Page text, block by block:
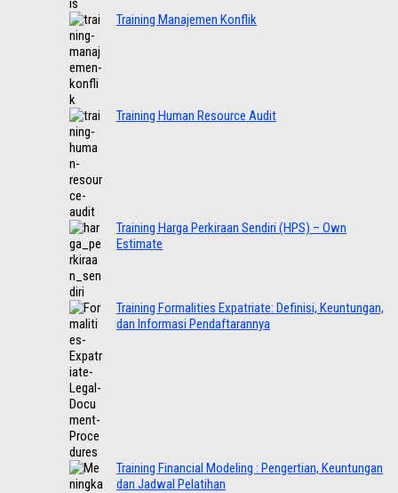
Training Manajemen Konflik
Training Human Resource Audit
Training Harga Perkiraan Sendiri (HPS) – Own
Estimate
Training Formalities Expatriate: Definisi, Keuntungan,
dan Informasi Pendaftarannya
Training Financial Modeling : Pengertian, Keuntungan
dan Jadwal Pelatihan